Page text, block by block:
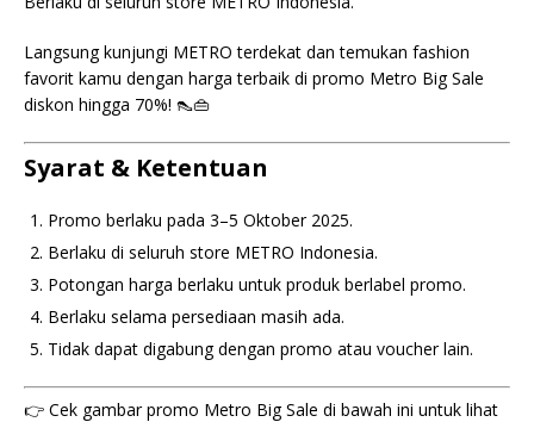
Langsung kunjungi METRO terdekat dan temukan fashion
favorit kamu dengan harga terbaik di promo Metro Big Sale
diskon hingga 70%! 👠👜
Syarat & Ketentuan
Promo berlaku pada 3–5 Oktober 2025.
Berlaku di seluruh store METRO Indonesia.
Potongan harga berlaku untuk produk berlabel promo.
Berlaku selama persediaan masih ada.
Tidak dapat digabung dengan promo atau voucher lain.
👉 Cek gambar promo Metro Big Sale di bawah ini untuk lihat